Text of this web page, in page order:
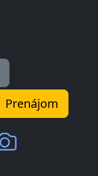
Prenájom